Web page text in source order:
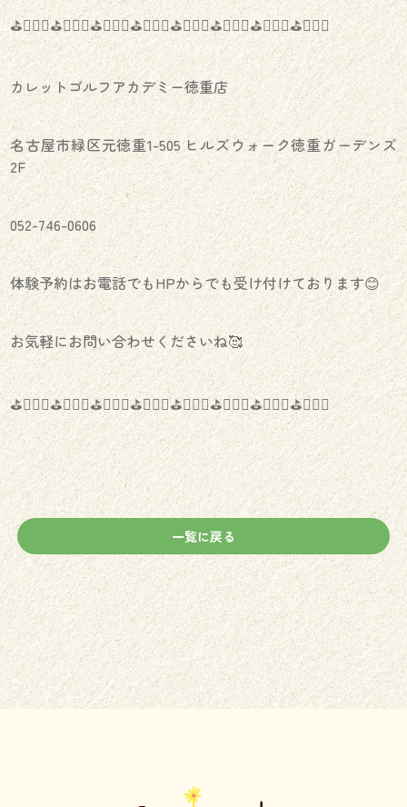
⛳️🏌🏻‍♀️⛳️🏌🏻‍♀️⛳️🏌🏻‍♀️⛳️🏌🏻‍♀️⛳️🏌🏻‍♀️⛳️🏌🏻‍♀️⛳️🏌🏻‍♀️⛳️🏌🏻‍♀️
カレットゴルフアカデミー徳重店
名古屋市緑区元徳重1-505 ヒルズウォーク徳重ガーデンズ
2F
052-746-0606
体験予約はお電話でもHPからでも受け付けております😊
お気軽にお問い合わせくださいね🥰
⛳️🏌🏻‍♀️⛳️🏌🏻‍♀️⛳️🏌🏻‍♀️⛳️🏌🏻‍♀️⛳️🏌🏻‍♀️⛳️🏌🏻‍♀️⛳️🏌🏻‍♀️⛳️🏌🏻‍♀️
一覧に戻る